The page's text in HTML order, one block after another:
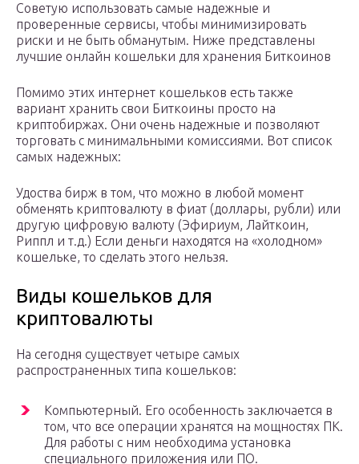
Советую использовать самые надежные и
проверенные сервисы, чтобы минимизировать
риски и не быть обманутым. Ниже представлены
лучшие онлайн кошельки для хранения Биткоинов
Помимо этих интернет кошельков есть также
вариант хранить свои Биткоины просто на
криптобиржах. Они очень надежные и позволяют
торговать с минимальными комиссиями. Вот список
самых надежных:
Удоства бирж в том, что можно в любой момент
обменять криптовалюту в фиат (доллары, рубли) или
другую цифровую валюту (Эфириум, Лайткоин,
Риппл и т.д.) Если деньги находятся на «холодном»
кошельке, то сделать этого нельзя.
Виды кошельков для
криптовалюты
На сегодня существует четыре самых
распространенных типа кошельков:
Компьютерный. Его особенность заключается в
том, что все операции хранятся на мощностях ПК.
Для работы с ним необходима установка
специального приложения или ПО.